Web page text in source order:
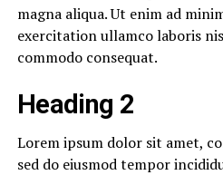
magna aliqua. Ut enim ad
exercitation ullamco laboris
commodo consequat.
Heading 2
Lorem ipsum dolor sit amet,
sed do eiusmod tempor